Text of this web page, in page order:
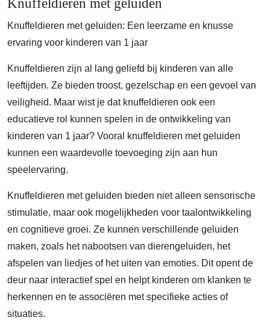
Knuffeldieren met geluiden: Een leerzame en knusse
ervaring voor kinderen van 1 jaar
Knuffeldieren zijn al lang geliefd bij kinderen van alle
leeftijden. Ze bieden troost, gezelschap en een gevoel van
veiligheid. Maar wist je dat knuffeldieren ook een
educatieve rol kunnen spelen in de ontwikkeling van
kinderen van 1 jaar? Vooral knuffeldieren met geluiden
kunnen een waardevolle toevoeging zijn aan hun
speelervaring.
Knuffeldieren met geluiden bieden niet alleen sensorische
stimulatie, maar ook mogelijkheden voor taalontwikkeling
en cognitieve groei. Ze kunnen verschillende geluiden
maken, zoals het nabootsen van dierengeluiden, het
afspelen van liedjes of het uiten van emoties. Dit opent de
deur naar interactief spel en helpt kinderen om klanken te
herkennen en te associëren met specifieke acties of
situaties.